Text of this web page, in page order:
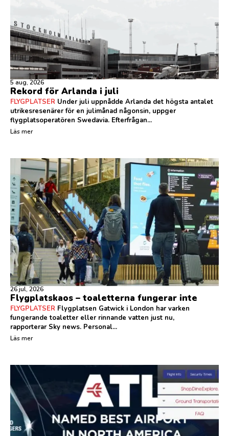
5 aug, 2026
Rekord för Arlanda i juli
FLYGPLATSER Under juli uppnådde Arlanda det högsta antalet
utrikesresenärer för en julimånad någonsin, uppger
flygplatsoperatören Swedavia. Efterfrågan...
Läs mer
26 jul, 2026
Flygplatskaos – toaletterna fungerar inte
FLYGPLATSER Flygplatsen Gatwick i London har varken
fungerande toaletter eller rinnande vatten just nu,
rapporterar Sky news. Personal...
Läs mer